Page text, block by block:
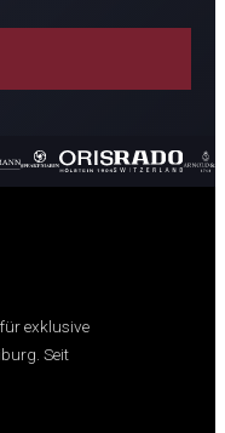
exklusive
Seit